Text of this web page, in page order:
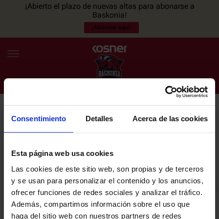
Consentimiento Detalles Acerca de las cookies
Esta página web usa cookies
Las cookies de este sitio web, son propias y de terceros
y se usan para personalizar el contenido y los anuncios,
ofrecer funciones de redes sociales y analizar el tráfico.
Además, compartimos información sobre el uso que
haga del sitio web con nuestros partners de redes
¡Abierto el plazo de nuevas altas para abonarse a
Baskonia!
¡Abónate aquí!
ES EU
NOTICIAS
PLANTILLA
ENTRADAS
NEWSLETTER
últimas noticias y promociones del club.
Email
He leído y acepto laPolítica de privacidaddel SASKI BASKONIA